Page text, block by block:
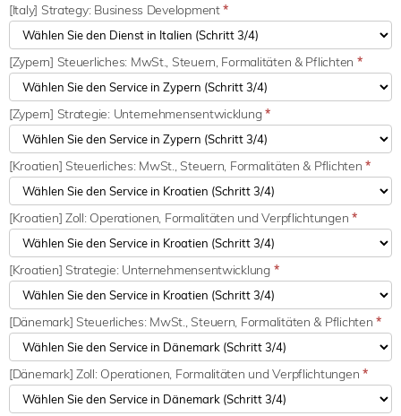
[Italy] Strategy: Business Development*
[Zypern] Steuerliches: MwSt., Steuern, Formalitäten & Pflichten *
[Zypern] Strategie: Unternehmensentwicklung*
[Kroatien] Steuerliches: MwSt., Steuern, Formalitäten & Pflichten*
[Kroatien] Zoll: Operationen, Formalitäten und Verpflichtungen *
[Kroatien] Strategie: Unternehmensentwicklung *
[Dänemark] Steuerliches: MwSt., Steuern, Formalitäten & Pflichten*
[Dänemark] Zoll: Operationen, Formalitäten und Verpflichtungen *